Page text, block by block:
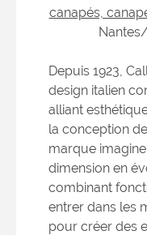
canapés,
Depuis 1923,
design italien
alliant
la conception
marque
dimension en
combinant
entrer dans les
pour créer des